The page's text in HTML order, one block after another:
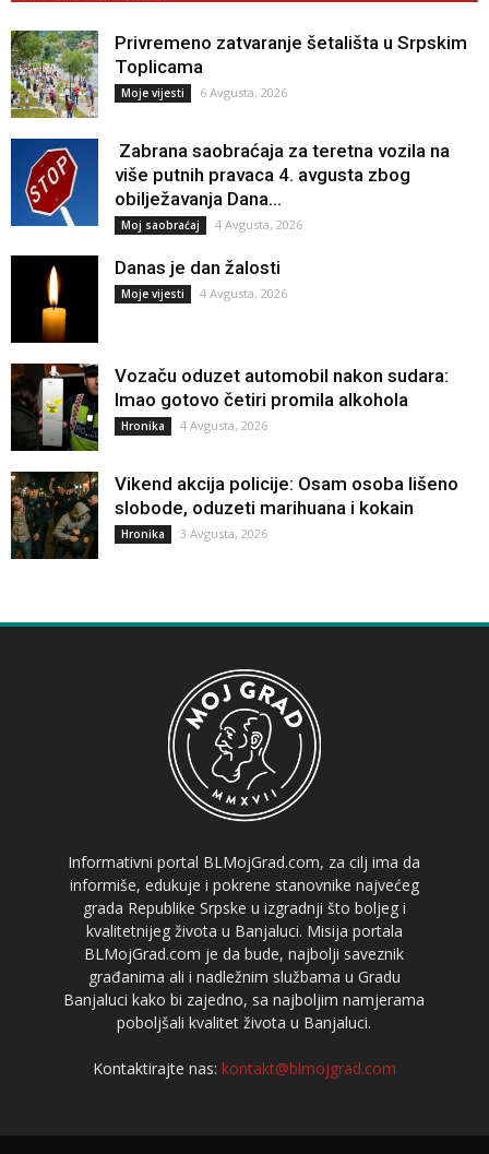
Privremeno zatvaranje šetališta u Srpskim
Toplicama
Moje vijesti 6 Avgusta, 2026
Zabrana saobraćaja za teretna vozila na
više putnih pravaca 4. avgusta zbog
obilježavanja Dana...
Moj saobraćaj 4 Avgusta, 2026
Danas je dan žalosti
Moje vijesti 4 Avgusta, 2026
Vozaču oduzet automobil nakon sudara:
Imao gotovo četiri promila alkohola
Hronika 4 Avgusta, 2026
Vikend akcija policije: Osam osoba lišeno
slobode, oduzeti marihuana i kokain
Hronika 3 Avgusta, 2026
Informativni portal BLMojGrad.com, za cilj ima da
informiše, edukuje i pokrene stanovnike najvećeg
grada Republike Srpske u izgradnji što boljeg i
kvalitetnijeg života u Banjaluci. Misija portala
BLMojGrad.com je da bude, najbolji saveznik
građanima ali i nadležnim službama u Gradu
Banjaluci kako bi zajedno, sa najboljim namjerama
poboljšali kvalitet života u Banjaluci.
Kontaktirajte nas: kontakt@blmojgrad.com